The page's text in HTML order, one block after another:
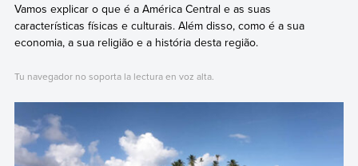
Vamos explicar o que é a América Central e as suas
características físicas e culturais. Além disso, como é a sua
economia, a sua religião e a história desta região.
Tu navegador no soporta la lectura en voz alta.